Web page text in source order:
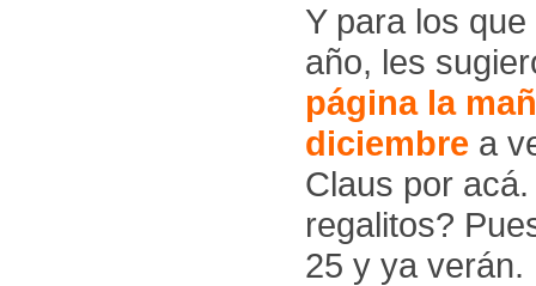
Y para los
año, les
página la
diciembre a
Claus por
regalitos?
25 y ya verán.